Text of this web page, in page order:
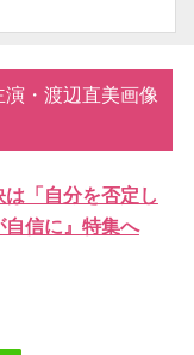
・渡辺直美画像
は「自分を否定し
信に』特集へ